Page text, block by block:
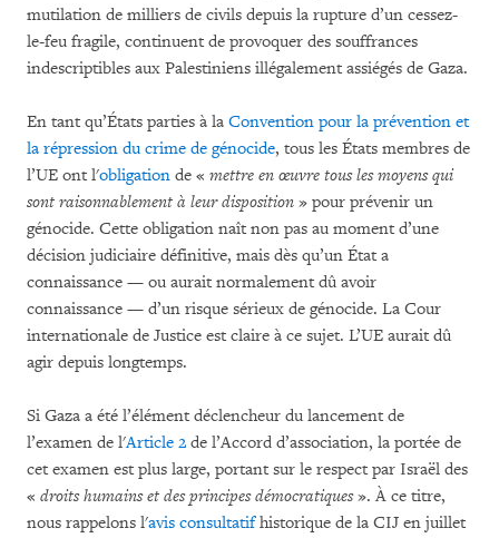
mutilation de milliers de civils depuis la rupture d’un cessez-
le-feu fragile, continuent de provoquer des souffrances
indescriptibles aux Palestiniens illégalement assiégés de Gaza.
En tant qu’États parties à la Convention pour la prévention et
la répression du crime de génocide, tous les États membres de
l’UE ont l'obligation de « mettre en œuvre tous les moyens qui
sont raisonnablement à leur disposition » pour prévenir un
génocide. Cette obligation naît non pas au moment d’une
décision judiciaire définitive, mais dès qu’un État a
connaissance — ou aurait normalement dû avoir
connaissance — d’un risque sérieux de génocide. La Cour
internationale de Justice est claire à ce sujet. L’UE aurait dû
agir depuis longtemps.
Si Gaza a été l’élément déclencheur du lancement de
l’examen de l'Article 2 de l’Accord d’association, la portée de
cet examen est plus large, portant sur le respect par Israël des
« droits humains et des principes démocratiques». À ce titre,
nous rappelons l'avis consultatifhistorique de la CIJ en juillet